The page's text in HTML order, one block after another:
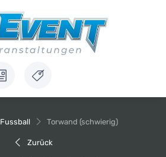
Fussball Torwand (schwierig)
Zurück